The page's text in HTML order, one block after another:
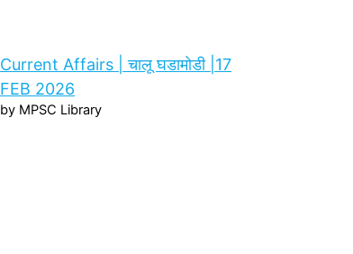
Current Affairs | चालू घडामोडी |17
FEB 2026
by MPSC Library